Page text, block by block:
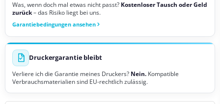
Was, wenn doch mal etwas nicht passt? Kostenloser Tausch oder Geld
zurück – das Risiko liegt bei uns.
Garantiebedingungen ansehen
Druckergarantie bleibt
Verliere ich die Garantie meines Druckers? Nein. Kompatible
Verbrauchsmaterialien sind EU-rechtlich zulässig.